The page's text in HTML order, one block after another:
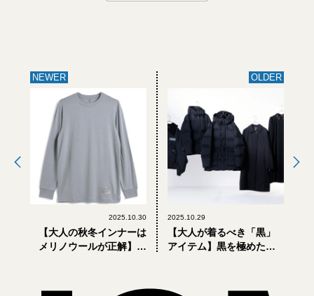
NEWER
2025.10.30
【大人の秋冬インナーは
メリノウールが正解】寒
ダーウェアが優秀！
OLDER
2025.10.29
【大人が着るべき「黒」
アイテム】黒を極めた
ュ ロンドンはじめ13ブラ